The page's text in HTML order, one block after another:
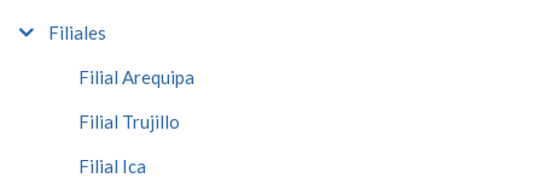
Filiales
Filial Arequipa
Filial Trujillo
Filial Ica